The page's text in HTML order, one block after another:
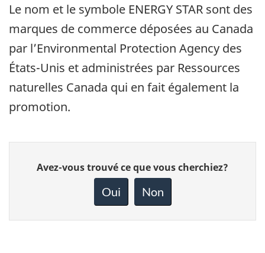
Le nom et le symbole ENERGY STAR sont des
marques de commerce déposées au Canada
par l’Environmental Protection Agency des
États-Unis et administrées par Ressources
naturelles Canada qui en fait également la
promotion.
Donnez
votre
page
Avez-vous trouvé ce que vous cherchiez?
Oui Non